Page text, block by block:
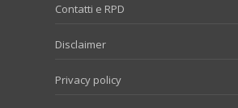
Contatti e RPD
Disclaimer
Privacy policy